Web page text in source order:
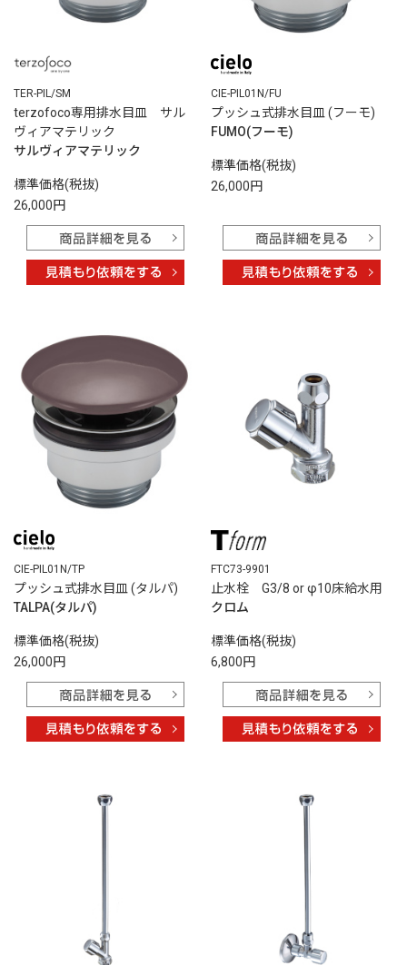
TER-PIL/SM
terzofoco専用排水目皿 サル
ヴィアマテリック
サルヴィアマテリック
標準価格(税抜)
26,000円
CIE-PIL01N/FU
プッシュ式排水目皿 (フーモ)
FUMO(フーモ)
標準価格(税抜)
26,000円
CIE-PIL01N/TP
プッシュ式排水目皿 (タルパ)
TALPA(タルパ)
標準価格(税抜)
26,000円
FTC73-9901
止水栓 G3/8 or φ10床給水用
クロム
標準価格(税抜)
6,800円